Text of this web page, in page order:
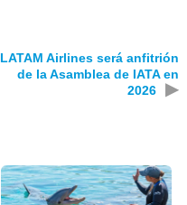
LATAM Airlines será anfitrión
de la Asamblea de IATA en
2026
▶